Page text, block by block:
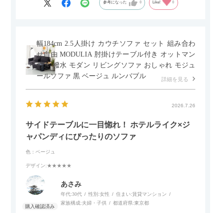
参考になった 0 Like! 0
幅184cm 2.5人掛け カウチソファ セット 組み合わ
せ自由 MODULIA 肘掛けテーブル付き オットマン
付き 撥水 モダン リビングソファ おしゃれ モジュ
ールソファ 黒 ベージュ ルンバブル
詳細を見る
2026.7.26
サイドテーブルに一目惚れ！ ホテルライク×ジ
ャパンディにぴったりのソファ
色：ベージュ
デザイン:★★★★★
あさみ
年代:30代 性別:女性 住まい:賃貸マンション
家族構成:夫婦・子供 都道府県:東京都